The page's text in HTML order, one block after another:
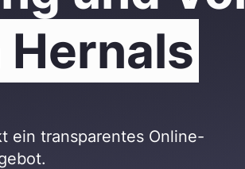
Hernals
ein transparentes Online-